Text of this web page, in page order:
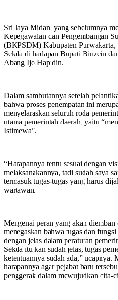
Sri Jaya Midan, yang sebelumnya
Kepegawaian dan Pengembangan
(BKPSDM) Kabupaten Purwakarta,
Sekda di hadapan Bupati Binzein
Abang Ijo Hapidin.
Dalam sambutannya setelah
bahwa proses penempatan ini
menyelaraskan seluruh roda
utama pemerintah daerah, yaitu
Istimewa”.
“Harapannya tentu sesuai dengan
melaksanakannya, tadi sudah saya
termasuk tugas-tugas yang harus
wartawan.
Mengenai peran yang akan
menegaskan bahwa tugas dan
dengan jelas dalam peraturan
Sekda itu kan sudah jelas, tugas
ketentuannya sudah ada,” ucapnya.
harapannya agar pejabat baru
penggerak dalam mewujudkan cita-